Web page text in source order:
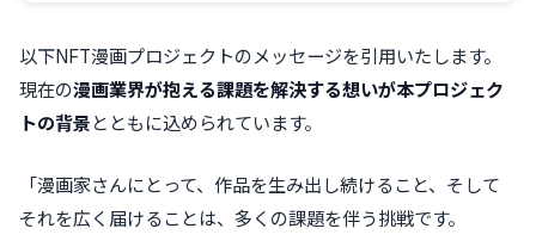
以下NFT漫画プロジェクトのメッセージを引用いたします。
現在の漫画業界が抱える課題を解決する想いが本プロジェク
トの背景 とともに込められています。
「漫画家さんにとって、作品を生み出し続けること、そして
それを広く届けることは、多くの課題を伴う挑戦です。